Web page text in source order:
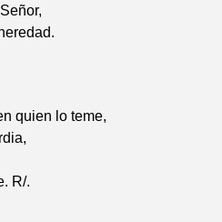
quien lo teme,
R/.